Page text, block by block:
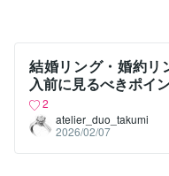
結婚リング・婚約リ
入前に見るべきポイ
2
atelier_duo_takumi
2026/02/07